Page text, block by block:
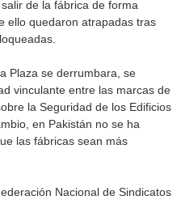
de la fábrica de forma
ello quedaron atrapadas tras
Plaza se derrumbara, se
vinculante entre las marcas de
la Seguridad de los Edificios
en Pakistán no se ha
las fábricas sean más
Nacional de Sindicatos